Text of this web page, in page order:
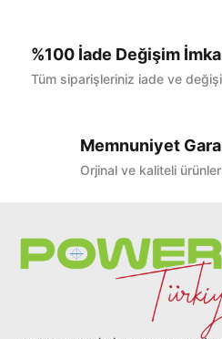
%100 İade Değişim
Tüm siparişleriniz iade ve
Memnuniyet
Orjinal ve kaliteli